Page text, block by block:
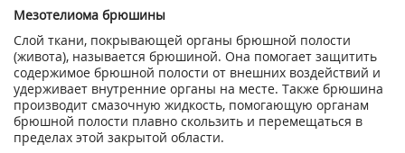
Мезотелиома брюшины
Слой ткани, покрывающей органы брюшной полости
(живота), называется брюшиной. Она помогает защитить
содержимое брюшной полости от внешних воздействий и
удерживает внутренние органы на месте. Также брюшина
производит смазочную жидкость, помогающую органам
брюшной полости плавно скользить и перемещаться в
пределах этой закрытой области.